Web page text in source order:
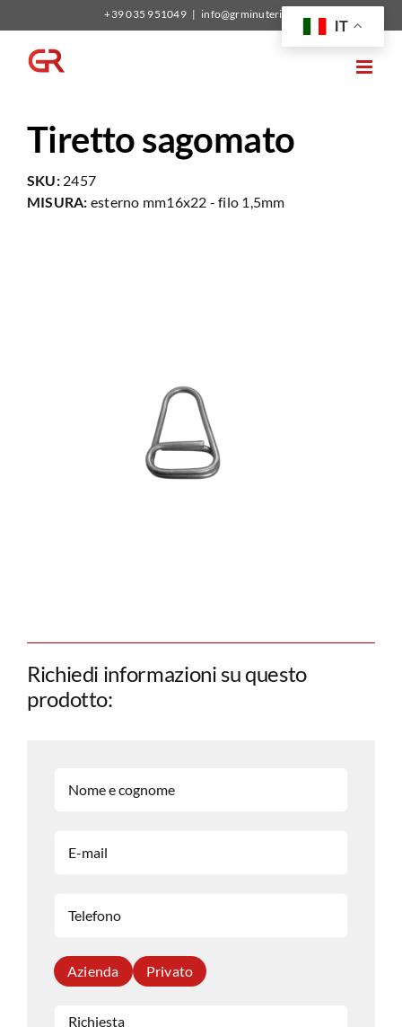
al
contenuto
+39 035 951049 | info@grminuterie.it
Tiretto sagomato
SKU:2457
MISURA: esterno mm16x22 - filo 1,5mm
Richiedi informazioni su questo
prodotto:
Azienda Privato
IT